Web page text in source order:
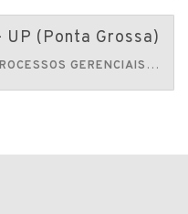
(Ponta Grossa)
TECNOLOGIA EM GESTÃO DE PROCESSOS GERENCIAIS